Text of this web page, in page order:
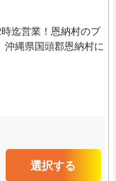
迄営業！恩納村のプ
縄県国頭郡恩納村に
選択する